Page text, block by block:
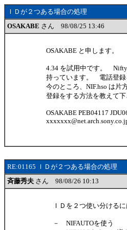
ＩＤが２つある場合の処理
OSAKABE さん 98/08/25 13:46
OSAKABE と申します。
4.34 を試用中です。
持っています。 電話登録
今のところ、NIF.hso は
登録をする方法を教えて下
OSAKABE PEB04117
RE:01165 ＩＤが２つある場合の処理
斉藤秀夫 さん 98/08/26 10:13
ＩＤを２つ使い分けるに
－ NIFAUTOを使う